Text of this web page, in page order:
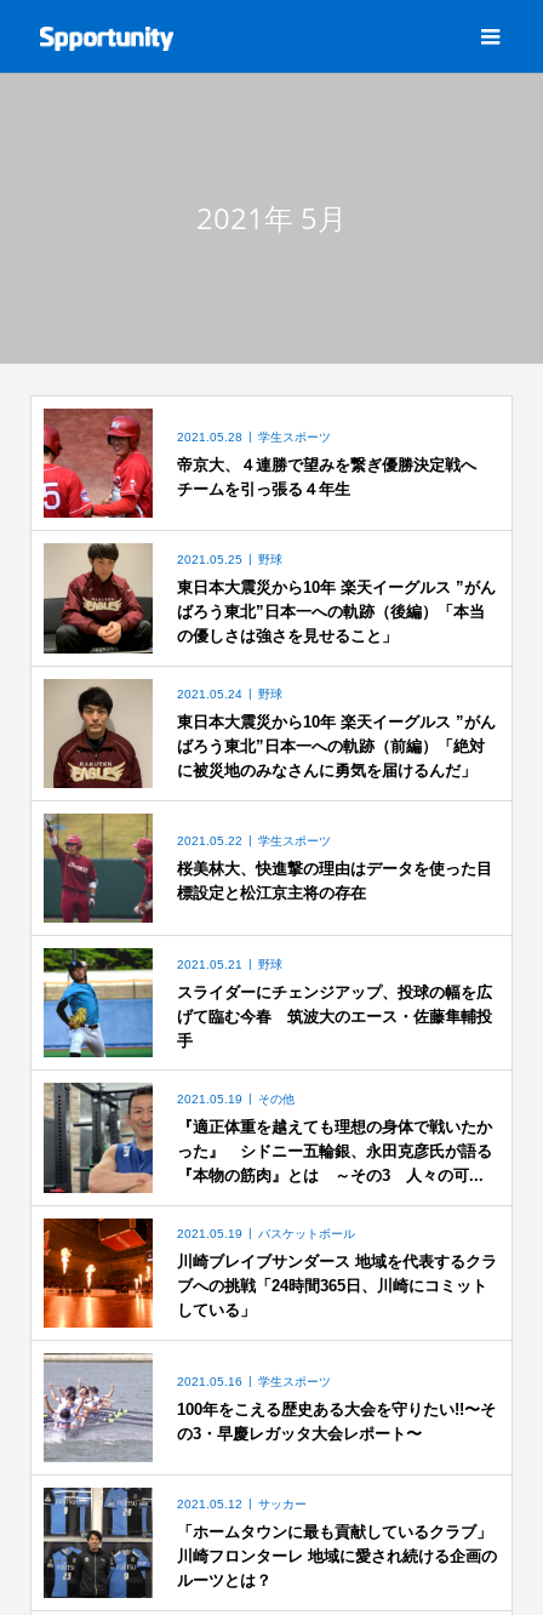
2021年 5月
2021.05.28 学生スポーツ
帝京大、４連勝で望みを繋ぎ優勝決定戦へ
チームを引っ張る４年生
2021.05.25 野球
東日本大震災から10年 楽天イーグルス ”がん
ばろう東北”日本一への軌跡（後編）「本当
の優しさは強さを見せること」
2021.05.24 野球
東日本大震災から10年 楽天イーグルス ”がん
ばろう東北”日本一への軌跡（前編）「絶対
に被災地のみなさんに勇気を届けるんだ」
2021.05.22 学生スポーツ
桜美林大、快進撃の理由はデータを使った目
標設定と松江京主将の存在
2021.05.21 野球
スライダーにチェンジアップ、投球の幅を広
げて臨む今春 筑波大のエース・佐藤隼輔投
手
2021.05.19 その他
『適正体重を越えても理想の身体で戦いたか
った』 シドニー五輪銀、永田克彦氏が語る
『本物の筋肉』とは ～その3 人々の可...
2021.05.19 バスケットボール
川崎ブレイブサンダース 地域を代表するクラ
ブへの挑戦「24時間365日、川崎にコミット
している」
2021.05.16 学生スポーツ
100年をこえる歴史ある大会を守りたい!!〜そ
の3・早慶レガッタ大会レポート〜
2021.05.12 サッカー
「ホームタウンに最も貢献しているクラブ」
川崎フロンターレ 地域に愛され続ける企画の
ルーツとは？